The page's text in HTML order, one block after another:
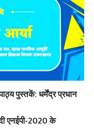
पुस्तकें: धर्मेंद्र प्रधान
दी एनईपी-2020 के